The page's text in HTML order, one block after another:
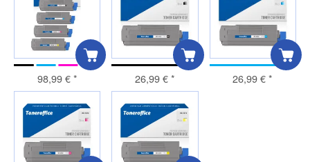
98,99 €* 26,99 €* 26,99 €*